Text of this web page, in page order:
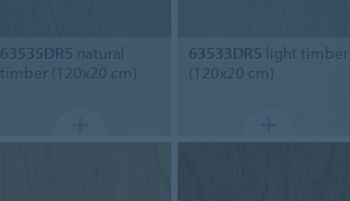
63535DR5 natural
timber (120x20 cm)
63533DR5 light timber
(120x20 cm)